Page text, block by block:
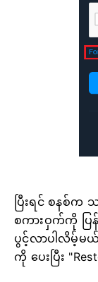
ပြီးရင် စနစ်
စကားဝှက်ကို ပ
ပွင့်လာပါလိမ့်မ
ကို ပေးပြီး